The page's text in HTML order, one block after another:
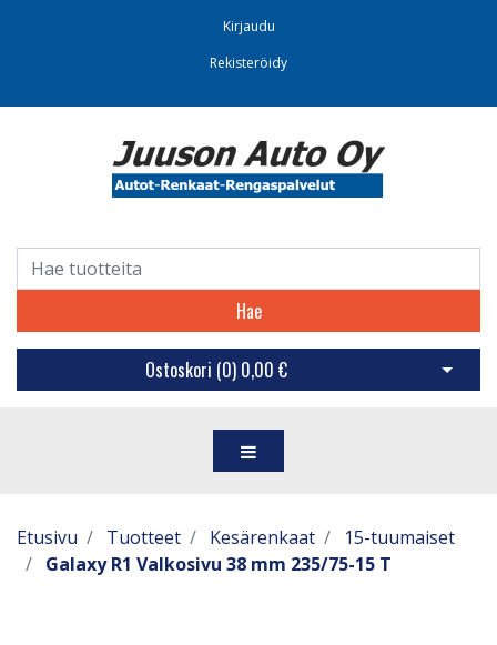
Kirjaudu
Rekisteröidy
Hae
Ostoskori (0) 0,00 € Avaa
Etusivu Tuotteet Kesärenkaat
15-tuumaiset
Galaxy R1 Valkosivu 38 mm 235/75-15 T